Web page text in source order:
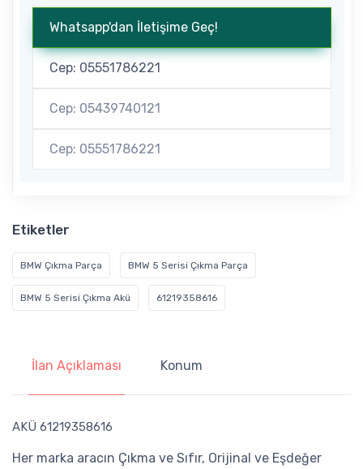
Whatsapp'dan İletişime Geç!
Cep: 05551786221
Cep: 05439740121
Cep: 05551786221
Etiketler
BMW Çıkma Parça BMW 5 Serisi Çıkma Parça
BMW 5 Serisi Çıkma Akü 61219358616
İlan Açıklaması Konum
AKÜ 61219358616
Her marka aracın Çıkma ve Sıfır, Orijinal ve Eşdeğer